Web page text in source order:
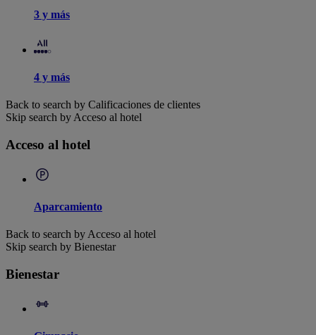
3 y más
4 y más
Back to search by Calificaciones de clientes
Skip search by Acceso al hotel
Acceso al hotel
Aparcamiento
Back to search by Acceso al hotel
Skip search by Bienestar
Bienestar